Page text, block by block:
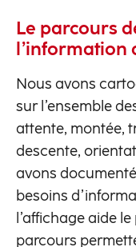
Le parcours
l’information
Nous avons
sur l’ensemble
attente, montée,
descente,
avons
besoins
l’affichage aide
parcours